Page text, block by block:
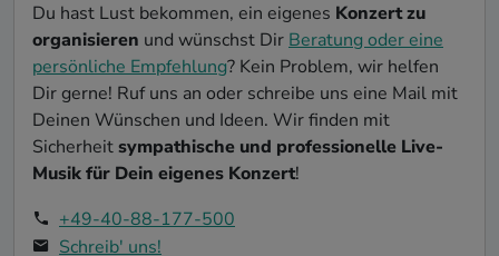
Du hast Lust bekommen, ein eigenes Konzert zu
organisieren und wünschst Dir Beratung oder eine
persönliche Empfehlung? Kein Problem, wir helfen
Dir gerne! Ruf uns an oder schreibe uns eine Mail mit
Deinen Wünschen und Ideen. Wir finden mit
Sicherheitsympathische und professionelle Live-
Musik für Dein eigenes Konzert!
+49-40-88-177-500
Schreib' uns!